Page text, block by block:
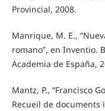
Provincial, 2008.
Manrique, M. E.,
romano”, en Inventio.
Academia de España,
Mantz, P., “Francisco
Recueil de documents